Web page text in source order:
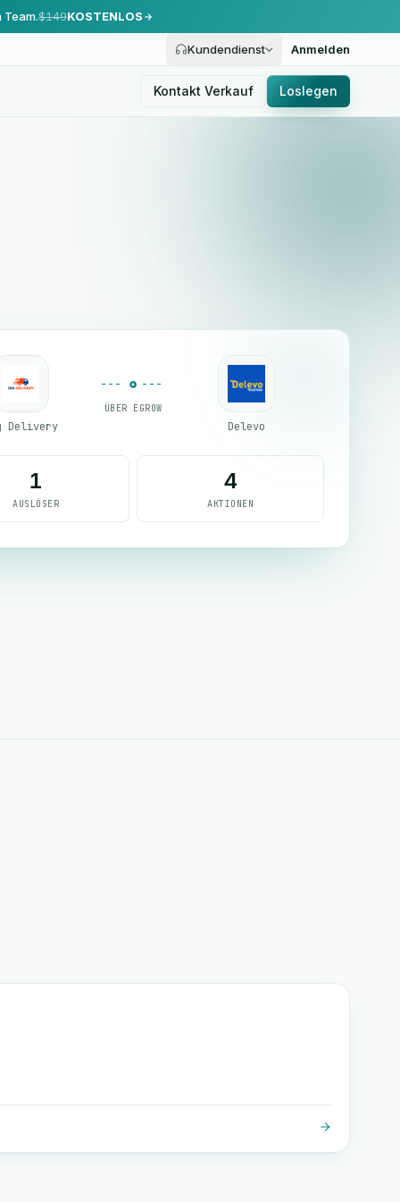
Team.$149KOSTENLOS
Kundendienst Anmelden
Kontakt Verkauf Loslegen
Delivery
ÜBER EGROW
Delevo
1
AUSLÖSER
4
AKTIONEN